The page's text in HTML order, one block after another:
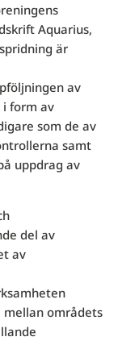
Aquarius,
är
av
form av
som de av
samt
uppdrag av
del av
av
områdets